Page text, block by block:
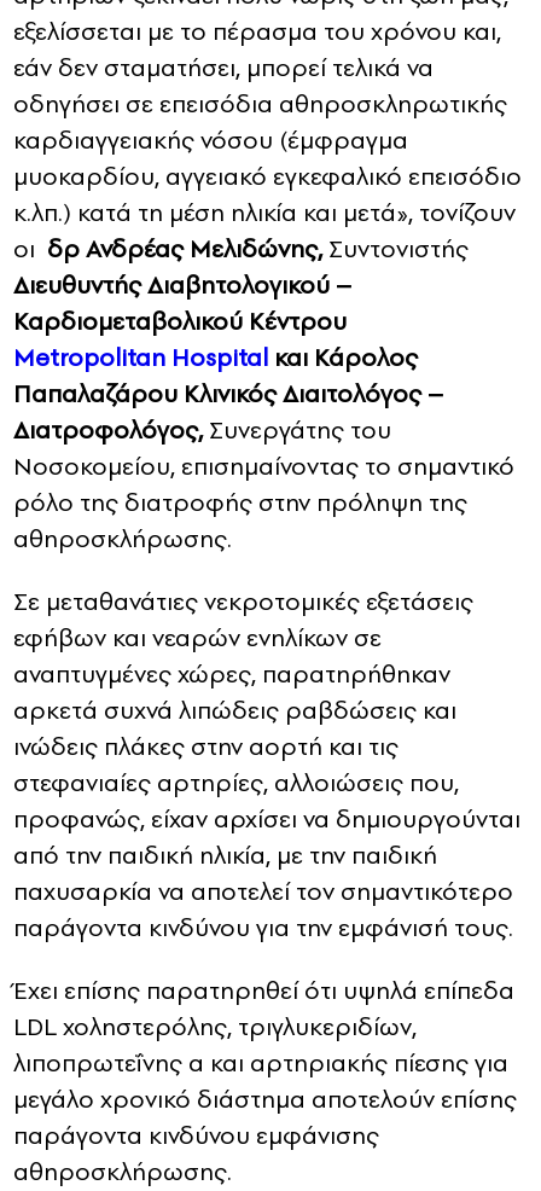
εξελίσσεται με το πέρασμα του χρόνου και,
εάν δεν σταματήσει, μπορεί τελικά να
οδηγήσει σε επεισόδια αθηροσκληρωτικής
καρδιαγγειακής νόσου (έμφραγμα
μυοκαρδίου, αγγειακό εγκεφαλικό επεισόδιο
κ.λπ.) κατά τη μέση ηλικία και μετά», τονίζουν
οι δρ Ανδρέας Μελιδώνης,Συντονιστής
Διευθυντής Διαβητολογικού –
Καρδιομεταβολικού Κέντρου
Metropolitan Hospital και Κάρολος
Παπαλαζάρου Κλινικός Διαιτολόγος –
Διατροφολόγος,Συνεργάτης του
Νοσοκομείου, επισημαίνοντας το σημαντικό
ρόλο της διατροφής στην πρόληψη της
αθηροσκλήρωσης.
Σε μεταθανάτιες νεκροτομικές εξετάσεις
εφήβων και νεαρών ενηλίκων σε
αναπτυγμένες χώρες, παρατηρήθηκαν
αρκετά συχνά λιπώδεις ραβδώσεις και
ινώδεις πλάκες στην αορτή και τις
στεφανιαίες αρτηρίες, αλλοιώσεις που,
προφανώς, είχαν αρχίσει να δημιουργούνται
από την παιδική ηλικία, με την παιδική
παχυσαρκία να αποτελεί τον σημαντικότερο
παράγοντα κινδύνου για την εμφάνισή τους.
Έχει επίσης παρατηρηθεί ότι υψηλά επίπεδα
LDL χοληστερόλης, τριγλυκεριδίων,
λιποπρωτεΐνης α και αρτηριακής πίεσης για
μεγάλο χρονικό διάστημα αποτελούν επίσης
παράγοντα κινδύνου εμφάνισης
αθηροσκλήρωσης.